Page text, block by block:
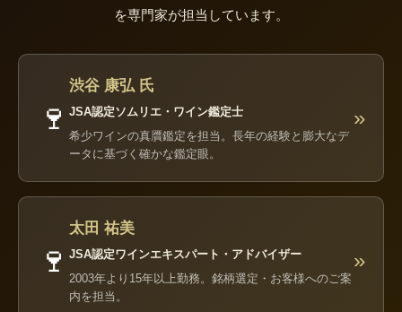
を専門家が担当しています。
🍷
渋谷 康弘 氏
JSA認定ソムリエ・ワイン鑑定士
希少ワインの真贋鑑定を担当。長年の経験と膨大なデ
ータに基づく確かな鑑定眼。
»
🍷
太田 祐美
JSA認定ワインエキスパート・アドバイザー
2003年より15年以上勤務。銘柄選定・お客様へのご案
内を担当。
»